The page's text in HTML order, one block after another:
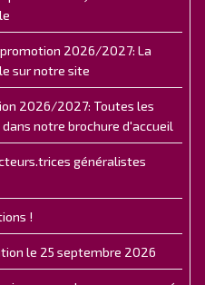
2026/2027: La
sur notre site
2026/2027: Toutes les
notre brochure d'accueil
généralistes
!
le 25 septembre 2026